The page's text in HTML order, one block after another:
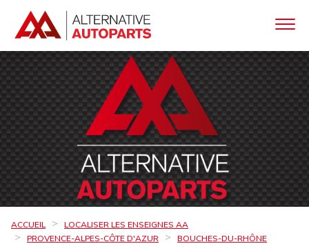
ACCUEIL
LOCALISER LES ENSEIGNES AA
PROVENCE-ALPES-CÔTE D'AZUR
BOUCHES-DU-RHÔNE